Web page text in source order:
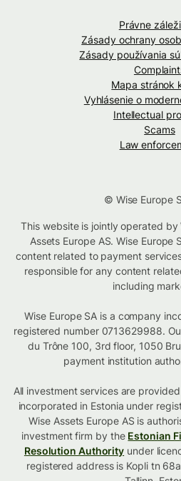
Právne
Zásady ochrany
Zásady používania
Mapa stránok
Vyhlásenie o
Intellectual
Scams
Law
© Wise Europe
This website is jointly operated by
Assets Europe AS. Wise Europe
content related to payment
responsible for any content
including
Wise Europe SA is a company
registered number 0713629988.
du Trône 100, 3rd floor, 1050
payment institution
All investment services are
incorporated in Estonia under
Wise Assets Europe AS is
investment firm by the Estonian
Resolution Authority under
registered address is Kopli tn